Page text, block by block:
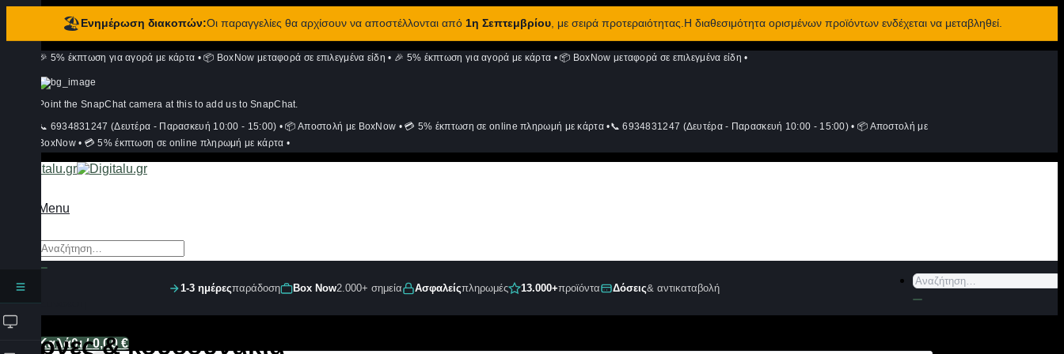
🏖️Ενημέρωση διακοπών:Οι παραγγελίες θα αρχίσουν να αποστέλλονται από 1η Σεπτεμβρίου, με σειρά προτεραιότητας.Η διαθεσιμότητα ορισμένων προϊόντων ενδέχεται να μεταβληθεί.
περιεχόμενο
🎉 5% έκπτωση για αγορά με κάρτα • 📦 BoxNow μεταφορά σε επιλεγμένα είδη • 🎉 5% έκπτωση για αγορά με κάρτα • 📦 BoxNow μεταφορά σε επιλεγμένα είδη •
Point the SnapChat camera at this to add us to SnapChat.
📞 6934831247 (Δευτέρα - Παρασκευή 10:00 - 15:00) • 📦 Αποστολή με BoxNow • 💳 5% έκπτωση σε online πληρωμή με κάρτα •📞 6934831247 (Δευτέρα - Παρασκευή 10:00 - 15:00) • 📦 Αποστολή με
BoxNow • 💳 5% έκπτωση σε online πληρωμή με κάρτα •
Menu
Αναζήτηση
για:
Σύνδεση
Καλάθι /0,00€
1-3 ημέρεςπαράδοση Box Now2.000+ σημεία Ασφαλείςπληρωμές 13.000+προϊόντα Δόσεις& αντικαταβολή
Αναζήτηση
Κόρνες & κουδουνάκια